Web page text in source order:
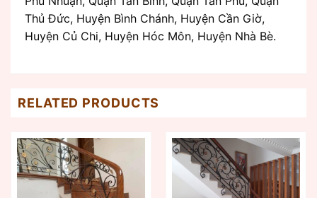
Thủ Đức, Huyện Bình Chánh, Huyện Cần Giờ,
Huyện Củ Chi, Huyện Hóc Môn, Huyện Nhà Bè.
RELATED PRODUCTS